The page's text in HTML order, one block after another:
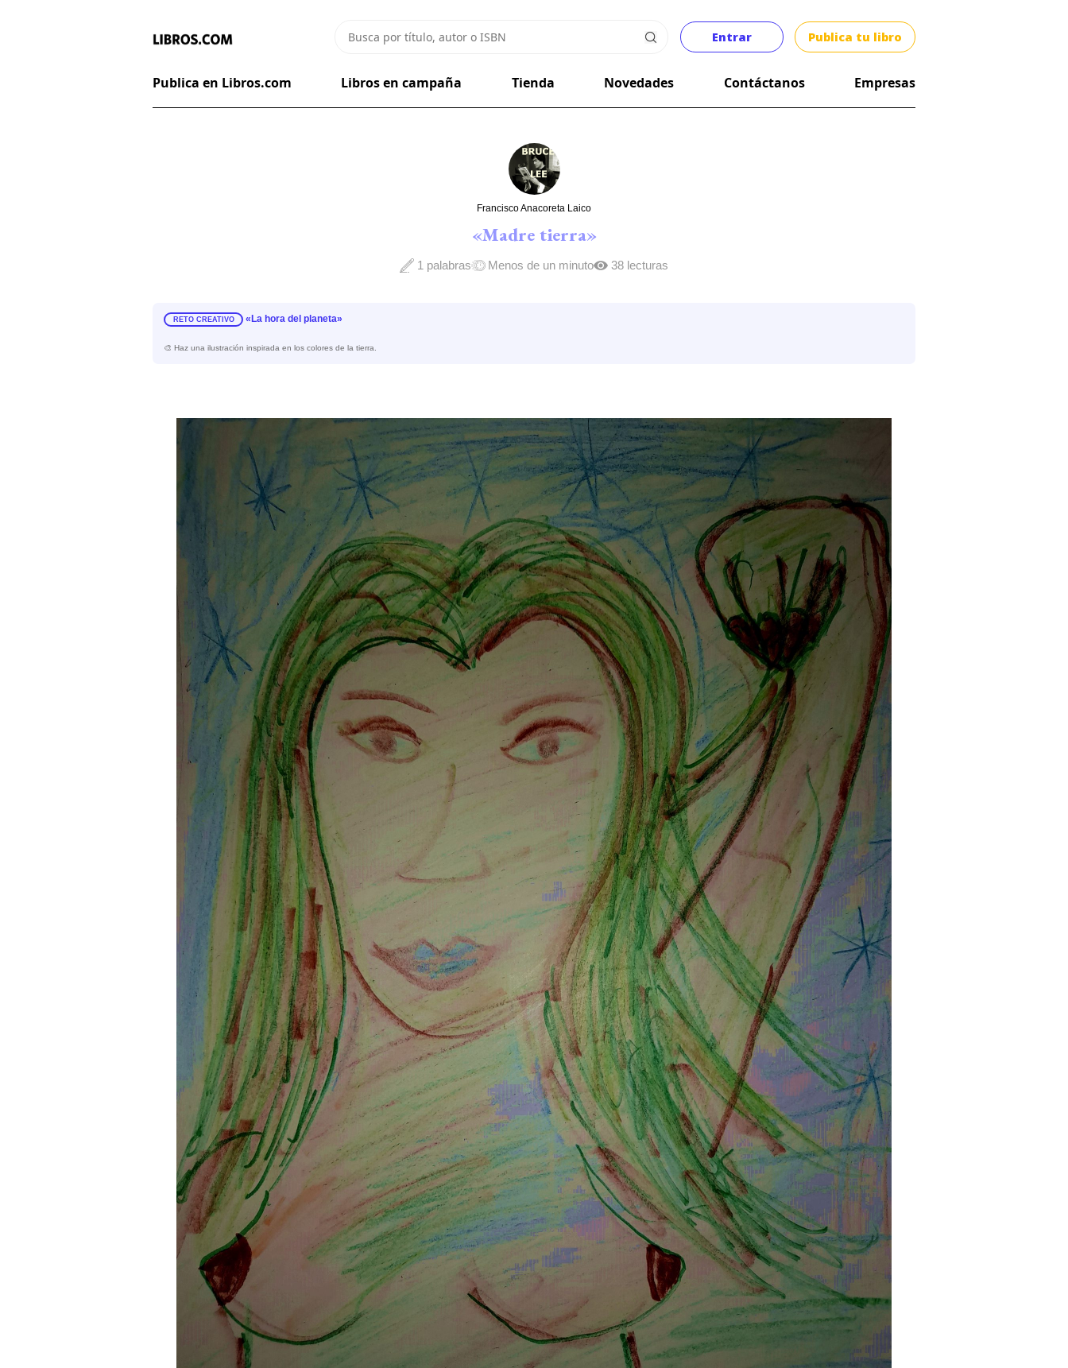
Entrar Publica tu libro
Publica en Libros.com Libros en campaña Tienda Novedades Contáctanos Empresas
Francisco Anacoreta Laico
«Madre tierra»
1 palabras Menos de un minuto 38 lecturas
RETO CREATIVO «La hora del planeta»
🎨 Haz una ilustración inspirada en los colores de la tierra.